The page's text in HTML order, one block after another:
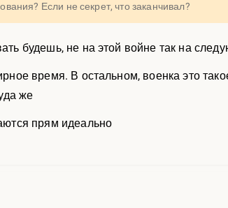
Если не секрет, что заканчивал?
будешь, не на этой войне так на
время. В остальном, военка это
же
прям идеально